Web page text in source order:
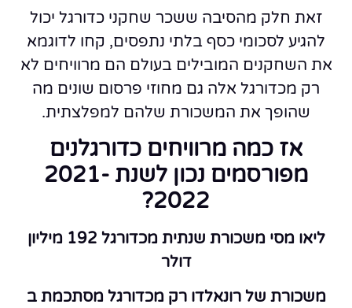
זאת חלק מהסיבה ששכר שחקני כדורגל יכול
להגיע לסכומי כסף בלתי נתפסים, קחו לדוגמא
את השחקנים המובילים בעולם הם מרוויחים לא
רק מכדורגל אלה גם מחוזי פרסום שונים מה
שהופך את המשכורת שלהם למפלצתית.
אז כמה מרוויחים כדורגלנים
מפורסמים נכון לשנת 2021-
2022?
ליאו מסי משכורת שנתית מכדורגל 192 מיליון
דולר
משכורת של רונאלדו רק מכדורגל מסתכמת ב